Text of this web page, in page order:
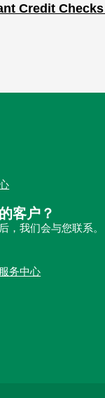
Credit
客户？
后，我们会与您联系。
务中心